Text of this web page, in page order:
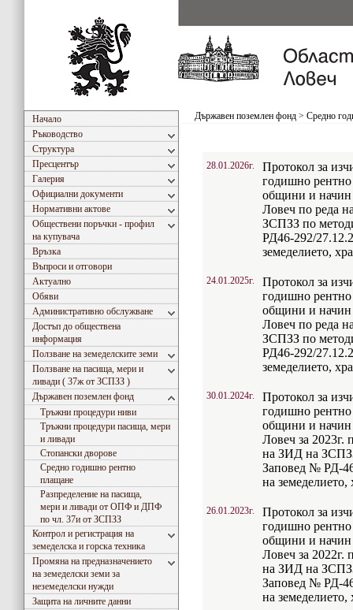
Начало
Ръководство
Структура
Пресцентър
Галерия
Официални документи
Нормативни актове
Обществени поръчки - профил
на купувача
Връзка
Въпроси и отговори
Актуално
Обяви
Административно обслужване
Достъп до обществена
информация
Ползване на земеделските земи
Ползване на пасища, мери и
ливади ( 37ж от ЗСПЗЗ )
Държавен поземлен фонд
Тръжни процедури ниви
Тръжни процедури пасища, мери
и ливади
Стопански дворове
Средно годишно рентно
плащане
Разпределение на пасища,
мери и ливади от ОПФ и ДПФ
по чл. 37и от ЗСПЗЗ
Контрол и регистрация на
земеделска и горска техника
Промяна на предназначението
на земеделски земи за
неземеделски нужди
Защита на личните данни
Държавен поземлен фонд > Средно
28.01.2026г.
Протокол за
годишно
общини и начин
Ловеч по реда
ЗСПЗЗ по
РД46-292/
земеделието,
24.01.2025г.
Протокол за
годишно
общини и начин
Ловеч по реда
ЗСПЗЗ по
РД46-292/
земеделието,
30.01.2024г.
Протокол за
годишно
общини и начин
Ловеч за 2023г.
на ЗИД на
Заповед № РД-
на земеделието,
26.01.2023г.
Протокол за
годишно
общини и начин
Ловеч за 2022г.
на ЗИД на
Заповед № РД-
на земеделието,